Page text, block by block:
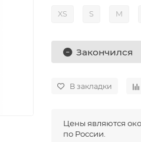
XS S M
Закончился
В закладки
Цены являются
по России.